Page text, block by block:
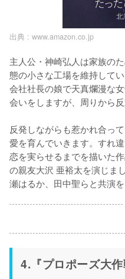
出典 : www.amazon.co.jp
主人公・神崎弘人は家族の
態の小さな工場を維持して
会社社長の娘で天真爛漫な
会いをしますが、周りから反
反発しながらも惹かれ合っ
愛を育んでいきます。すれ
恋を実らせるまでを描いた
の親友大沢 亜裕太を演じま
瀬はるか、田中聖らと共演を
4.『プロポーズ大作